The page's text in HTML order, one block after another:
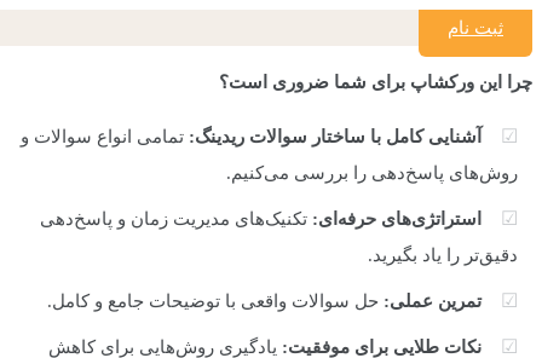
ثبت نام
چرا این ورکشاپ برای شما ضروری است؟
آشنایی کامل با ساختار سوالات ریدینگ:تمامی انواع سوالات و
روش‌های پاسخ‌دهی را بررسی می‌کنیم.
استراتژی‌های حرفه‌ای:تکنیک‌های مدیریت زمان و پاسخ‌دهی
دقیق‌تر را یاد بگیرید.
تمرین عملی:حل سوالات واقعی با توضیحات جامع و کامل.
نکات طلایی برای موفقیت:یادگیری روش‌هایی برای کاهش